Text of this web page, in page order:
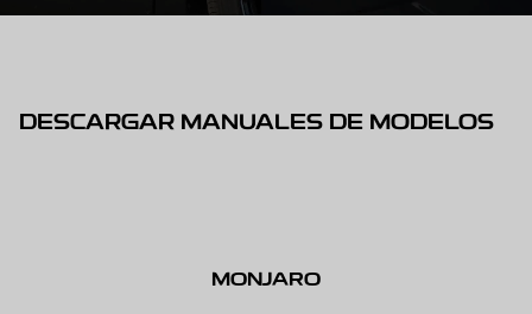
DESCARGAR MANUALES DE MODELOS
MONJARO